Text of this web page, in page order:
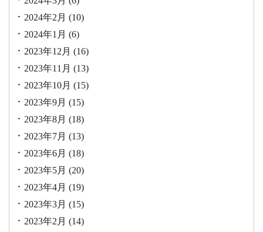
2024年2月 (10)
2024年1月 (6)
2023年12月 (16)
2023年11月 (13)
2023年10月 (15)
2023年9月 (15)
2023年8月 (18)
2023年7月 (13)
2023年6月 (18)
2023年5月 (20)
2023年4月 (19)
2023年3月 (15)
2023年2月 (14)